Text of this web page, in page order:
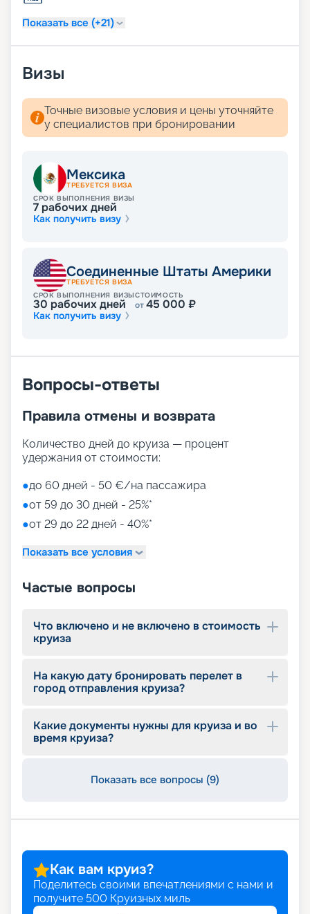
Показать все (+21)
Визы
Точные визовые условия и цены уточняйте
у специалистов при бронировании
Мексика
ТРЕБУЕТСЯ ВИЗА
СРОК ВЫПОЛНЕНИЯ ВИЗЫ
7 рабочих дней
Как получить визу
Соединенные Штаты Америки
ТРЕБУЕТСЯ ВИЗА
СРОК ВЫПОЛНЕНИЯ ВИЗЫ
30 рабочих дней
СТОИМОСТЬ
от45 000 ₽
Как получить визу
Вопросы-ответы
Правила отмены и возврата
Количество дней до круиза — процент
удержания от стоимости:
●до 60 дней - 50 €/на пассажира
●от 59 до 30 дней - 25%*
●от 29 до 22 дней - 40%*
Показать все условия
Частые вопросы
Что включено и не включено в стоимость
круиза
На какую дату бронировать перелет в
город отправления круиза?
Какие документы нужны для круиза и во
время круиза?
Показать все вопросы (9)
Как вам круиз?
Поделитесь своими впечатлениями с нами и
получите 500 Круизных миль